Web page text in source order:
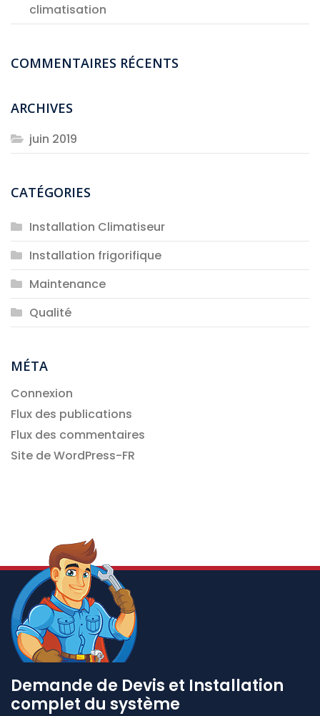
climatisation
COMMENTAIRES RÉCENTS
ARCHIVES
juin 2019
CATÉGORIES
Installation Climatiseur
Installation frigorifique
Maintenance
Qualité
MÉTA
Connexion
Flux des publications
Flux des commentaires
Site de WordPress-FR
Demande de Devis et Installation
complet du système